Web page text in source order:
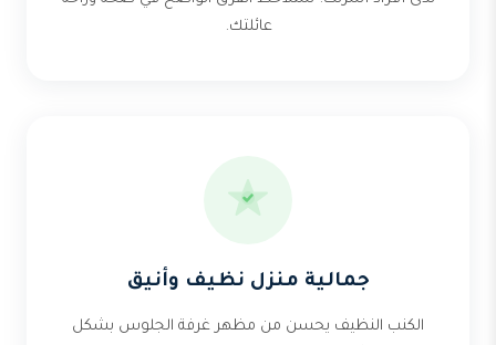
عائلتك.
جمالية منزل نظيف وأنيق
الكنب النظيف يحسن من مظهر غرفة الجلوس بشكل